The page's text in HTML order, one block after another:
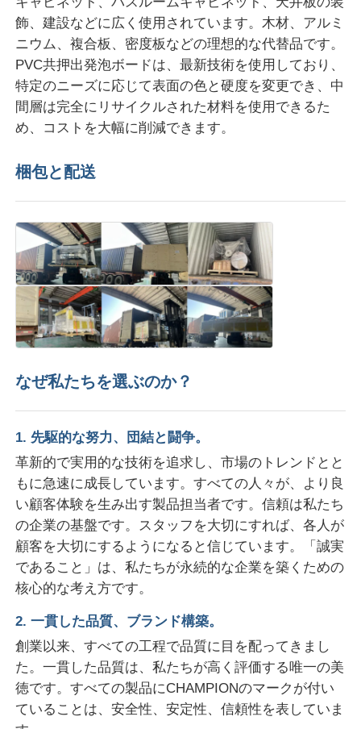
ツインスクロールエクストルーションライン
多層シート共押出ライン
プラスチック板の挤出ライン
熱形状シート挤出ライン
PPシート生産ライン
ロールカレンダーマシン
飾、建設などに広く使用されています。木材、アルミ
ニウム、複合板、密度板などの理想的な代替品です。
PVC共押出発泡ボードは、最新技術を使用しており、
特定のニーズに応じて表面の色と硬度を変更でき、中
間層は完全にリサイクルされた材料を使用できるた
め、コストを大幅に削減できます。
梱包と配送
なぜ私たちを選ぶのか？
1. 先駆的な努力、団結と闘争。
革新的で実用的な技術を追求し、市場のトレンドとと
もに急速に成長しています。すべての人々が、より良
い顧客体験を生み出す製品担当者です。信頼は私たち
の企業の基盤です。スタッフを大切にすれば、各人が
顧客を大切にするようになると信じています。「誠実
であること」は、私たちが永続的な企業を築くための
核心的な考え方です。
2. 一貫した品質、ブランド構築。
創業以来、すべての工程で品質に目を配ってきまし
た。一貫した品質は、私たちが高く評価する唯一の美
徳です。すべての製品にCHAMPIONのマークが付い
ていることは、安全性、安定性、信頼性を表していま